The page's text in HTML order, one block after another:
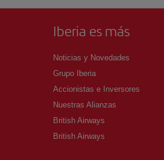
Iberia es más
Noticias y Novedades
Grupo Iberia
Accionistas e Inversores
Nuestras Alianzas
British Airways
British Airways